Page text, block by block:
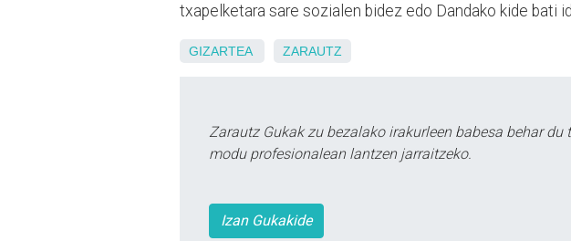
txapelketara sare sozialen bidez edo Dandako kide bati
GIZARTEA ZARAUTZ
Zarautz Gukak zu bezalako irakurleen babesa behar
modu profesionalean lantzen jarraitzeko.
Izan Gukakide